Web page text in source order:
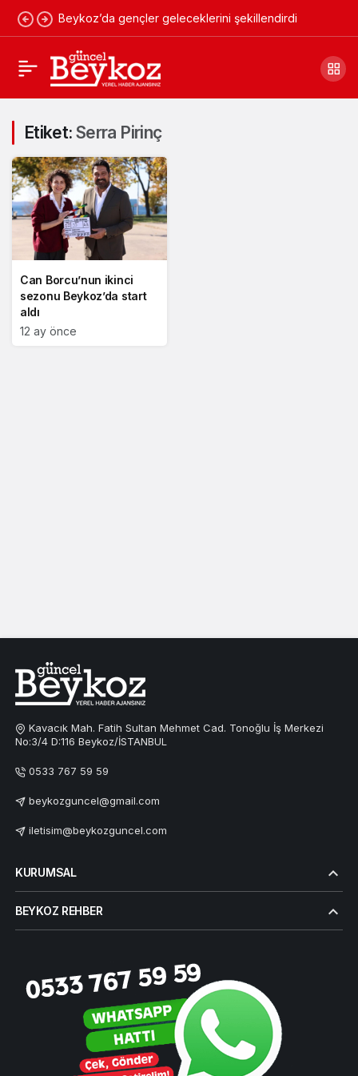
Beykoz’da gençler geleceklerini şekillendirdi
Etiket: Serra Pirinç
Can Borcu’nun ikinci
sezonu Beykoz’da start
aldı
12 ay önce
Kavacık Mah. Fatih Sultan Mehmet Cad. Tonoğlu İş Merkezi
No:3/4 D:116 Beykoz/İSTANBUL
0533 767 59 59
beykozguncel@gmail.com
iletisim@beykozguncel.com
KURUMSAL
BEYKOZ REHBER